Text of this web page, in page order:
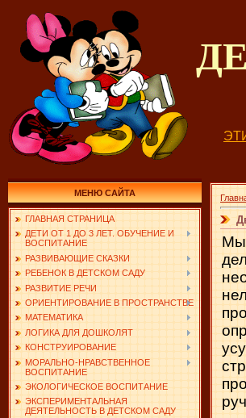
МЕНЮ САЙТА
ГЛАВНАЯ СТРАНИЦА
ДЕТИ ОТ 1 ДО 3 ЛЕТ. ОБУЧЕНИЕ И
ВОСПИТАНИЕ
РАЗВИВАЮЩИЕ СКАЗКИ
РЕБЕНОК В ДЕТСКОМ САДУ
РАЗВИТИЕ РЕЧИ
ОРИЕНТИРОВАНИЕ В ПРОСТРАНСТВЕ
МАТЕМАТИКА
ЛОГИКА ДЛЯ ДОШКОЛЯТ
КОНСТРУИРОВАНИЕ
МОРАЛЬНО-НРАВСТВЕННОЕ
ВОСПИТАНИЕ
ЭКОЛОГИЧЕСКОЕ ВОСПИТАНИЕ
ЭКСПЕРИМЕНТАЛЬНАЯ
ДЕЯТЕЛЬНОСТЬ В ДЕТСКОМ САДУ
Мы